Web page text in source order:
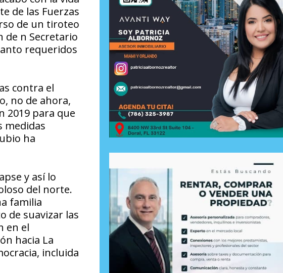
de las Fuerzas
de un tiroteo
de n Secretario
requeridos
contra el
no de ahora,
2019 para que
medidas
ha
y así lo
del norte.
familia
de suavizar las
en el
hacia La
incluida